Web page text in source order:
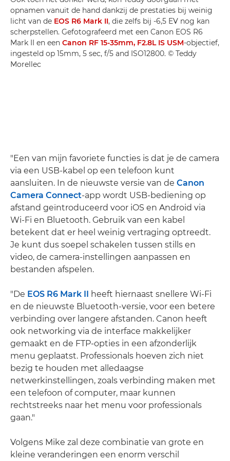
opnamen vanuit de hand dankzij de prestaties bij weinig
licht van de EOS R6 Mark II, die zelfs bij -6,5 EV nog kan
scherpstellen. Gefotografeerd met een Canon EOS R6
Mark II en een Canon RF 15-35mm, F2.8L IS USM-objectief,
ingesteld op 15mm, 5 sec, f/5 and ISO12800. © Teddy
Morellec
"Een van mijn favoriete functies is dat je de camera
via een USB-kabel op een telefoon kunt
aansluiten. In de nieuwste versie van de Canon
Camera Connect-app wordt USB-bediening op
afstand geïntroduceerd voor iOS en Android via
Wi-Fi en Bluetooth. Gebruik van een kabel
betekent dat er heel weinig vertraging optreedt.
Je kunt dus soepel schakelen tussen stills en
video, de camera-instellingen aanpassen en
bestanden afspelen.
"De EOS R6 Mark II heeft hiernaast snellere Wi-Fi
en de nieuwste Bluetooth-versie, voor een betere
verbinding over langere afstanden. Canon heeft
ook networking via de interface makkelijker
gemaakt en de FTP-opties in een afzonderlijk
menu geplaatst. Professionals hoeven zich niet
bezig te houden met alledaagse
netwerkinstellingen, zoals verbinding maken met
een telefoon of computer, maar kunnen
rechtstreeks naar het menu voor professionals
gaan."
Volgens Mike zal deze combinatie van grote en
kleine veranderingen een enorm verschil